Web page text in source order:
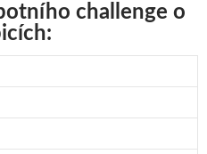
challenge o